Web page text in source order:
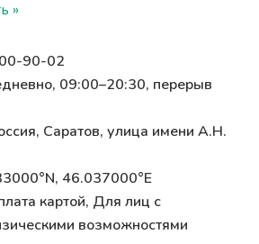
»
90-02
09:00–20:30, перерыв
Саратов, улица имени А.Н.
46.037000°E
картой, Для лиц с
возможностями